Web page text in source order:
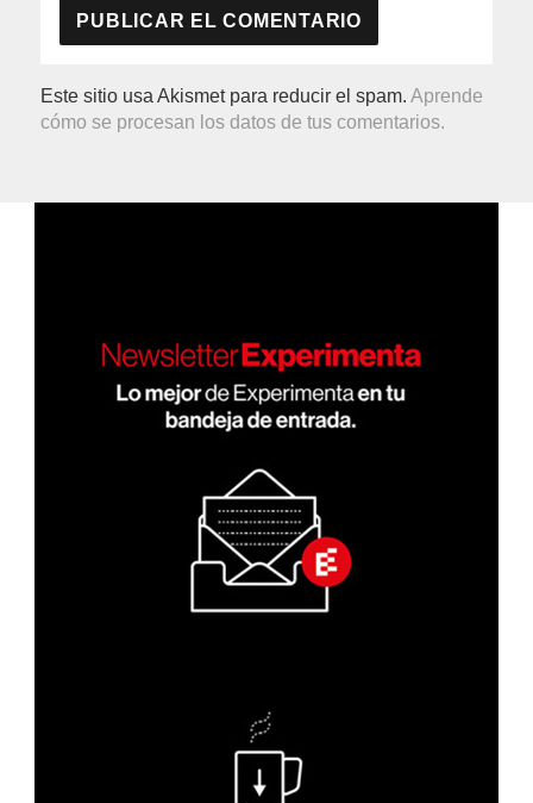
Este sitio usa Akismet para reducir el spam.Aprende
cómo se procesan los datos de tus comentarios.